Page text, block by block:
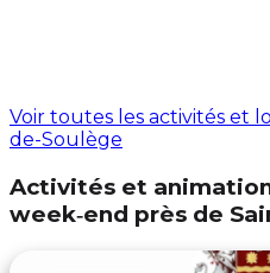
Voir toutes les activités et
de-Soulège
Activités et
week‑end près de